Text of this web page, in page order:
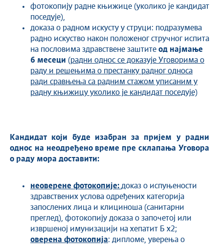
фотокопију радне књижице (уколико је кандидат
поседује),
доказа о радном искусту у струци: подразумева
радно искуство након положеног стручног испита
на пословима здравствене заштите од најмање
6 месеци (радни однос се доказује Уговорима о
раду и решењима о престанку радног односа
ради сравњења са радним стажом уписаним у
радну књижицу уколико је кандидат поседује)
Кандидат који буде изабран за пријем у радни
однос на неодређено време пре склапања Уговора
о раду мора доставити:
неоверене фотокопије: доказ о испуњености
здравствених услова одређених категорија
запослених лица и клициноша (санитарни
преглед), фотокопију доказа о започетој или
извршеној имунизацији на хепатит Б x2;
оверена фотокопија: дипломе, уверења о